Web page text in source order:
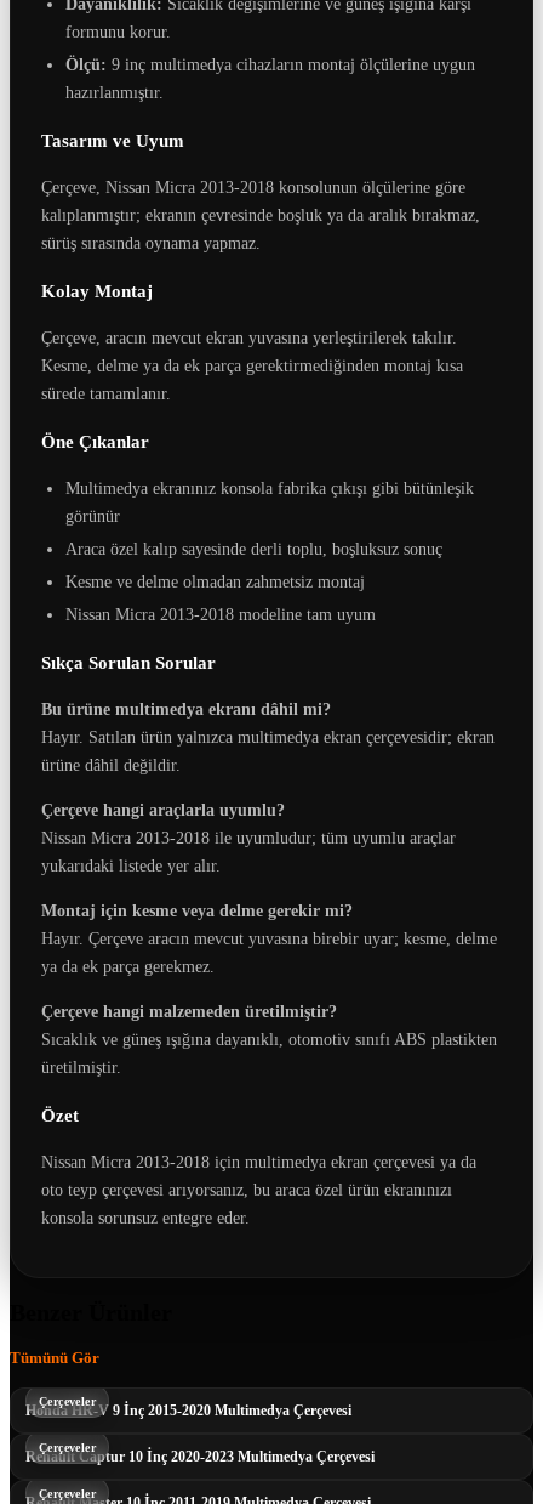
Dayanıklılık: Sıcaklık değişimlerine ve güneş ışığına karşı
formunu korur.
Ölçü: 9 inç multimedya cihazların montaj ölçülerine uygun
hazırlanmıştır.
Tasarım ve Uyum
Çerçeve, Nissan Micra 2013-2018 konsolunun ölçülerine göre
kalıplanmıştır; ekranın çevresinde boşluk ya da aralık bırakmaz,
sürüş sırasında oynama yapmaz.
Kolay Montaj
Çerçeve, aracın mevcut ekran yuvasına yerleştirilerek takılır.
Kesme, delme ya da ek parça gerektirmediğinden montaj kısa
sürede tamamlanır.
Öne Çıkanlar
Multimedya ekranınız konsola fabrika çıkışı gibi bütünleşik
görünür
Araca özel kalıp sayesinde derli toplu, boşluksuz sonuç
Kesme ve delme olmadan zahmetsiz montaj
Nissan Micra 2013-2018 modeline tam uyum
Sıkça Sorulan Sorular
Bu ürüne multimedya ekranı dâhil mi?
Hayır. Satılan ürün yalnızca multimedya ekran çerçevesidir; ekran
ürüne dâhil değildir.
Çerçeve hangi araçlarla uyumlu?
Nissan Micra 2013-2018 ile uyumludur; tüm uyumlu araçlar
yukarıdaki listede yer alır.
Montaj için kesme veya delme gerekir mi?
Hayır. Çerçeve aracın mevcut yuvasına birebir uyar; kesme, delme
ya da ek parça gerekmez.
Çerçeve hangi malzemeden üretilmiştir?
Sıcaklık ve güneş ışığına dayanıklı, otomotiv sınıfı ABS plastikten
üretilmiştir.
Özet
Nissan Micra 2013-2018 için multimedya ekran çerçevesi ya da
oto teyp çerçevesi arıyorsanız, bu araca özel ürün ekranınızı
konsola sorunsuz entegre eder.
Tümünü Gör
Honda HR-V 9 İnç 2015-2020 Multimedya Çerçevesi
Çerçeveler
Renault Captur 10 İnç 2020-2023 Multimedya Çerçevesi
Çerçeveler
Çerçeveler